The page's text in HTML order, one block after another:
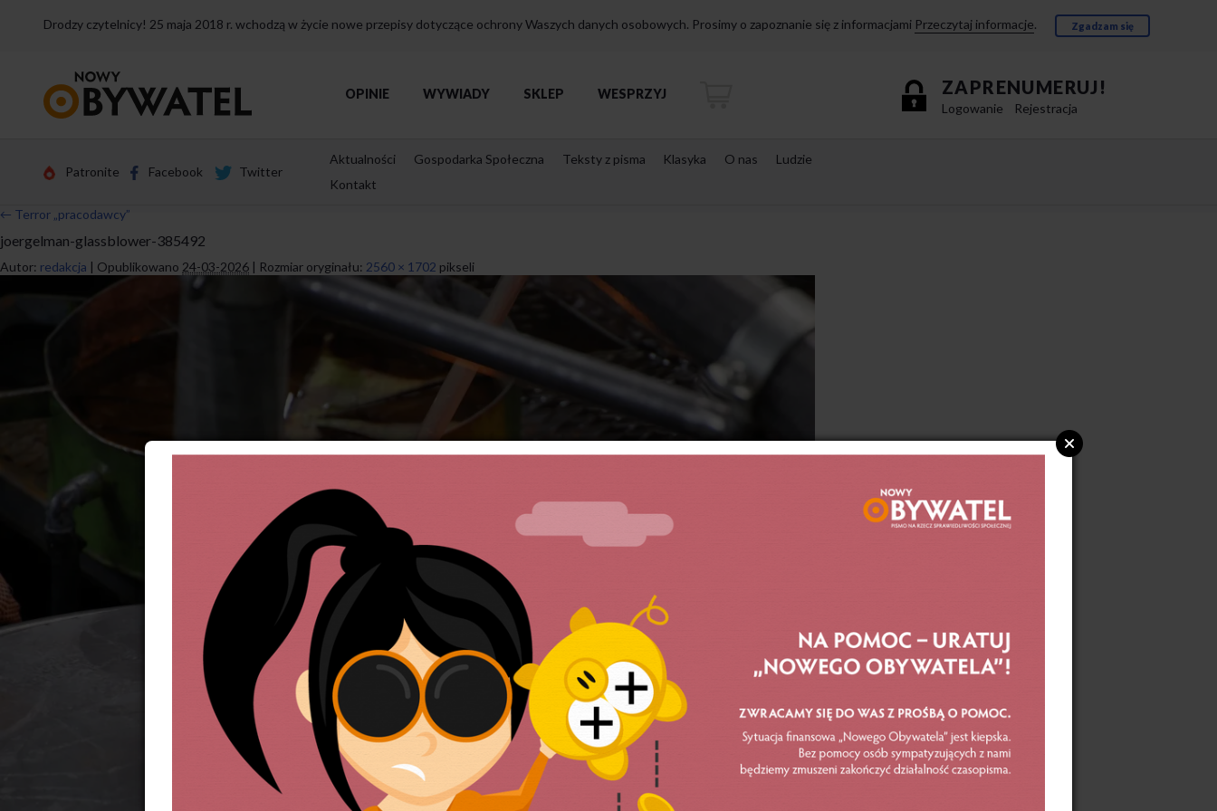
Drodzy czytelnicy! 25 maja 2018 r. wchodzą w życie nowe przepisy dotyczące ochrony Waszych danych osobowych. Prosimy o zapoznanie się z informacjami Przeczytaj informacje. Zgadzam się
strony
ZAPRENUMERUJ!
Logowanie Rejestracja
OPINIE WYWIADY SKLEP WESPRZYJ
Patronite Facebook Twitter
Aktualności Gospodarka Społeczna Teksty z pisma Klasyka O nas
Ludzie
Kontakt
← Terror „pracodawcy”
joergelman-glassblower-385492
Autor: redakcja | Opublikowano 24-03-2026 | Rozmiar oryginału: 2560 × 1702 pikseli